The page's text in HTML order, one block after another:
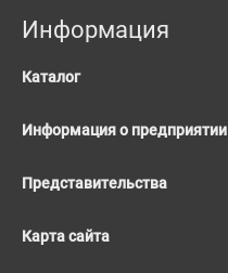
Информация
Каталог
Информация о предприятии
Представительства
Карта сайта